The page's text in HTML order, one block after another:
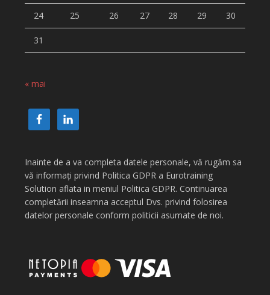
24 25 26 27 28 29 30
31
« mai
Inainte de a va completa datele personale, vă rugăm sa
vă informați privind Politica GDPR a Eurotraining
Solution aflata in meniul Politica GDPR. Continuarea
completării inseamna acceptul Dvs. privind folosirea
datelor personale conform politicii asumate de noi.